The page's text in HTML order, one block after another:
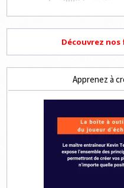
Découvrez
Apprenez à